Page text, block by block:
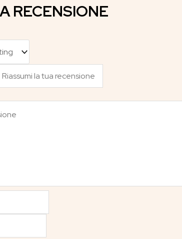
RECENSIONE